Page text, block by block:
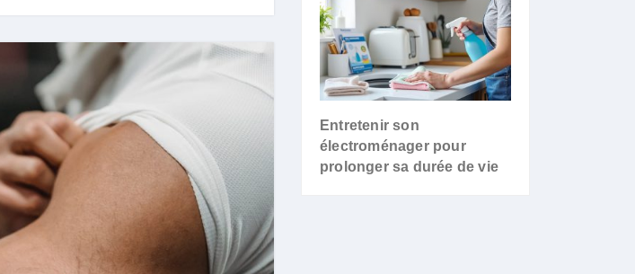
Entretenir son
électroménager pour
prolonger sa durée de vie